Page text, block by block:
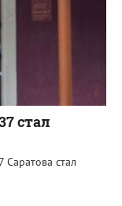
стал
стал